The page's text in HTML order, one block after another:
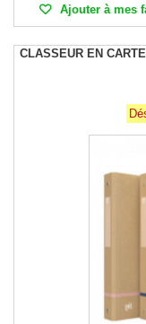
Ajouter à mes
CLASSEUR EN